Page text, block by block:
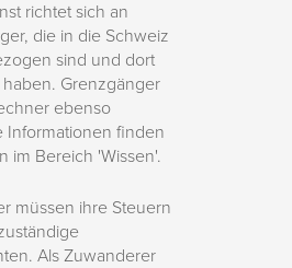
richtet sich an
die in die Schweiz
sind und dort
Grenzgänger
ebenso
Informationen finden
im Bereich 'Wissen'.
müssen ihre Steuern
Als Zuwanderer